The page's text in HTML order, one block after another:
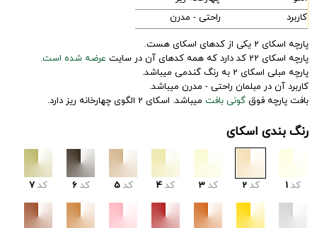
کاربرد
راحتی - مدرن
پارچه اسکای 2 یکی از کدهای اسکای هست.
پارچه اسکای 22 کد دارد که همه کدهای آن در سایت
عرضه شده است.
پارچه مبلی اسکای 2 به رنگ گندمی میباشد.
کاربرد آن در مبلمان راحتی - مدرن میباشد.
بافت پارچه فوق گونی بافت میباشد. اسکای 2 الگوی چهارخانه ریز دارد.
رنگ بندی اسکای
کد 1 کد 2 کد 3 کد 4 کد 5 کد 6 کد 7